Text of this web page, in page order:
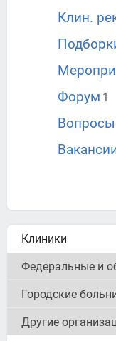
Клин.
Форум 1
Вопросы
Клиники
Федеральные и
Городские
Другие